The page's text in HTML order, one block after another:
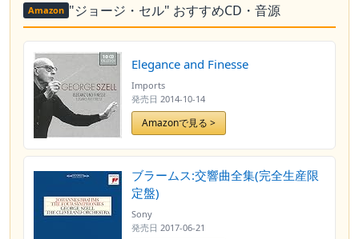
Amazon "ジョージ・セル" おすすめCD・音源
Elegance and Finesse
Imports
発売日 2014-10-14
Amazonで見る >
ブラームス:交響曲全集(完全生産限
定盤)
Sony
発売日 2017-06-21